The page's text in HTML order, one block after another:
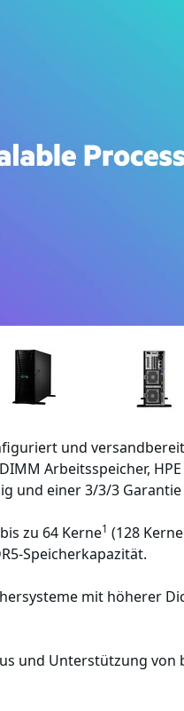
und versandbereit
Arbeitsspeicher,
und einer 3/3/3 Garantie
zu 64 Kerne1 (128
Speicherkapazität.
mit höherer
und Unterstützung von